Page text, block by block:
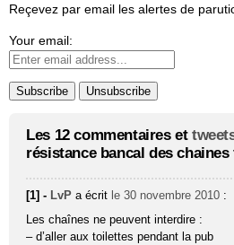
Reçevez par email les alertes de
Your email:
Les 12 commentaires et
résistance bancal des chaines
[1] - LvP a écrit le 30 novembre 2010 :
Les chaînes ne peuvent interdire :
– d’aller aux toilettes pendant la pub